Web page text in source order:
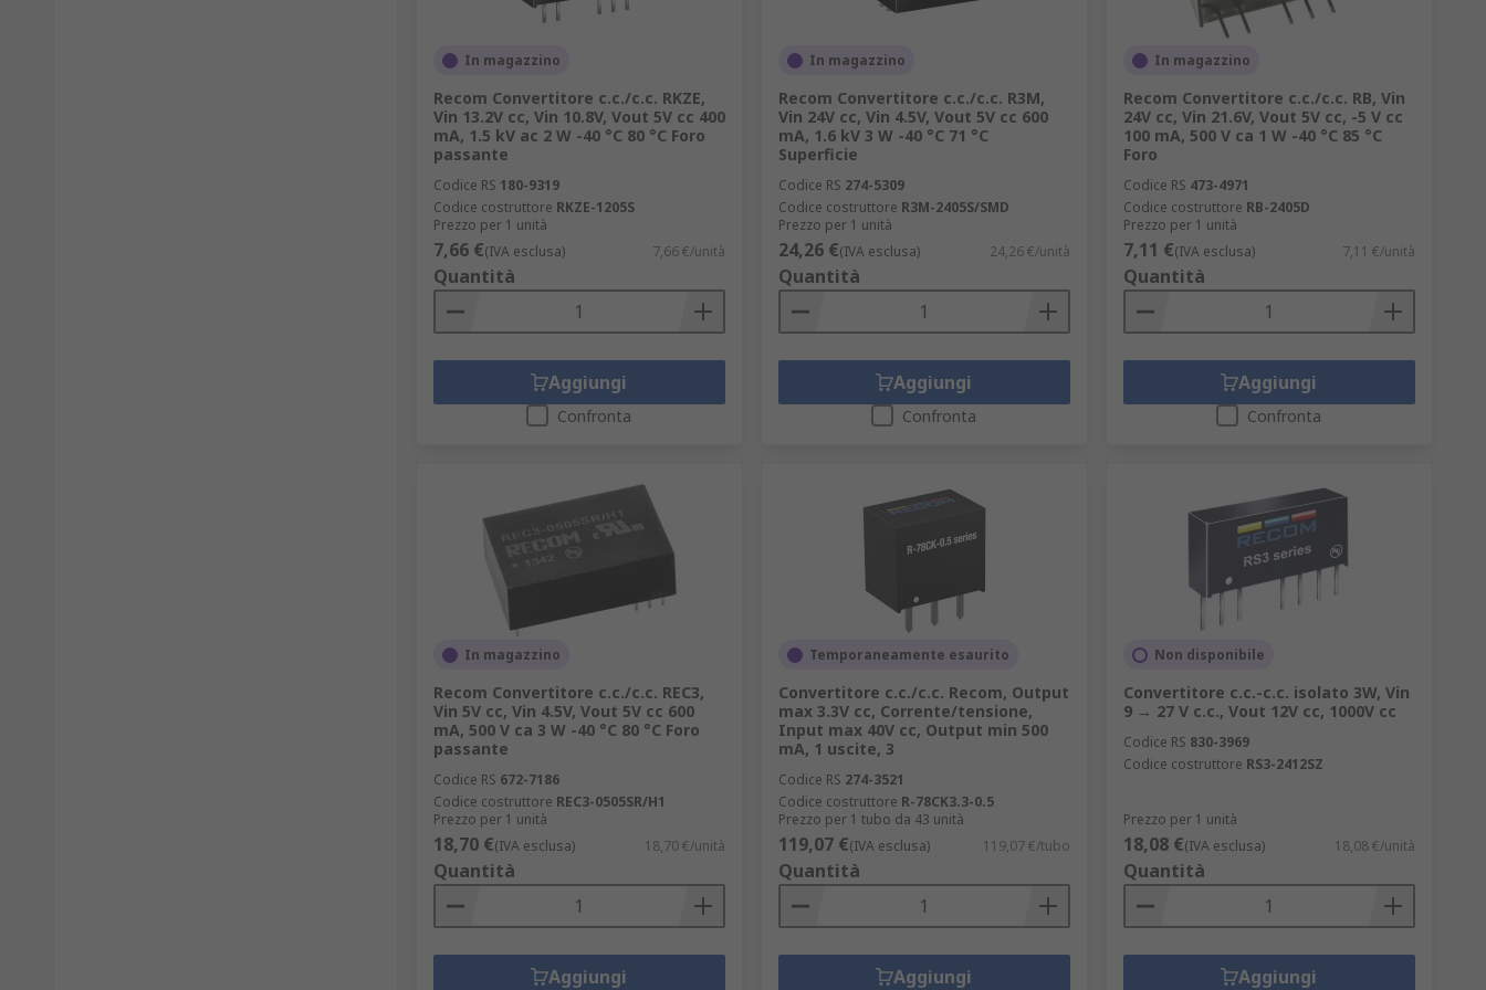
In magazzino
Recom Convertitore c.c./c.c. RKZE,
Vin 13.2V cc, Vin 10.8V, Vout 5V cc 400
mA, 1.5 kV ac 2 W -40 °C 80 °C Foro
passante
Codice RS 180-9319
Codice costruttore RKZE-1205S
Prezzo per 1 unità
7,66 €(IVA esclusa) 7,66 €/unità
Quantità
Aggiungi
Confronta
In magazzino
Recom Convertitore c.c./c.c. R3M,
Vin 24V cc, Vin 4.5V, Vout 5V cc 600
mA, 1.6 kV 3 W -40 °C 71 °C
Superficie
Codice RS 274-5309
Codice costruttore R3M-2405S/SMD
Prezzo per 1 unità
24,26 €(IVA esclusa) 24,26 €/unità
Quantità
Aggiungi
Confronta
In magazzino
Recom Convertitore c.c./c.c. RB, Vin
24V cc, Vin 21.6V, Vout 5V cc, -5 V cc
100 mA, 500 V ca 1 W -40 °C 85 °C
Foro
Codice RS 473-4971
Codice costruttore RB-2405D
Prezzo per 1 unità
7,11 €(IVA esclusa) 7,11 €/unità
Quantità
Aggiungi
Confronta
In magazzino
Recom Convertitore c.c./c.c. REC3,
Vin 5V cc, Vin 4.5V, Vout 5V cc 600
mA, 500 V ca 3 W -40 °C 80 °C Foro
passante
Codice RS 672-7186
Codice costruttore REC3-0505SR/H1
Prezzo per 1 unità
18,70 €(IVA esclusa) 18,70 €/unità
Quantità
Aggiungi
Temporaneamente esaurito
Convertitore c.c./c.c. Recom, Output
max 3.3V cc, Corrente/tensione,
Input max 40V cc, Output min 500
mA, 1 uscite, 3
Codice RS 274-3521
Codice costruttore R-78CK3.3-0.5
Prezzo per 1 tubo da 43 unità
119,07 €(IVA esclusa) 119,07 €/tubo
Quantità
Aggiungi
Non disponibile
Convertitore c.c.-c.c. isolato 3W, Vin
9 → 27 V c.c., Vout 12V cc, 1000V cc
Codice RS 830-3969
Codice costruttore RS3-2412SZ
Prezzo per 1 unità
18,08 €(IVA esclusa) 18,08 €/unità
Quantità
Aggiungi